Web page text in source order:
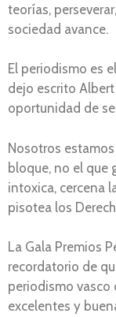
teorías,
sociedad avance.
El periodismo es
dejo escrito
oportunidad de
Nosotros
bloque, no el que
intoxica, cercena
pisotea los
La Gala Premios
recordatorio de
periodismo
excelentes y